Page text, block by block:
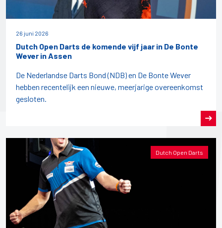
26 juni 2026
Dutch Open Darts de komende vijf jaar in De Bonte
Wever in Assen
De Nederlandse Darts Bond (NDB) en De Bonte Wever
hebben recentelijk een nieuwe, meerjarige overeenkomst
gesloten.
Dutch Open Darts